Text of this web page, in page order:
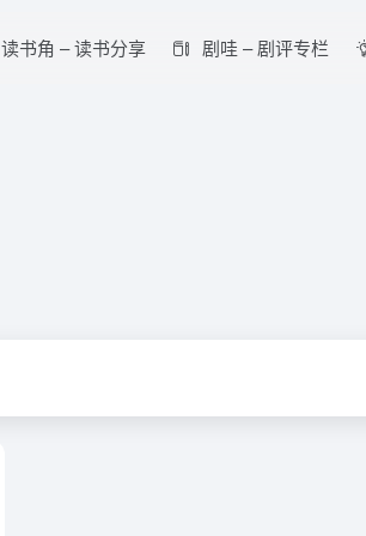
读书角 – 读书分享 剧哇 – 剧评专栏